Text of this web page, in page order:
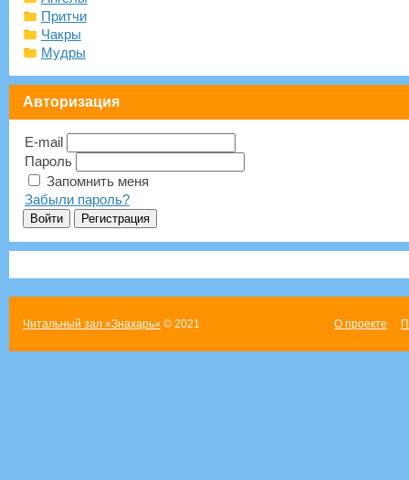
Притчи
Чакры
Мудры
Авторизация
E-mail
Пароль
Запомнить меня
Забыли пароль?
Читальный зал «Знахарь»© 2021 О проекте